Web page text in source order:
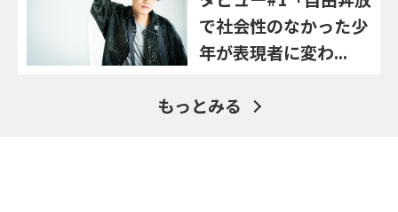
で社会性のなかった少
年が表現者に変わ...
もっとみる